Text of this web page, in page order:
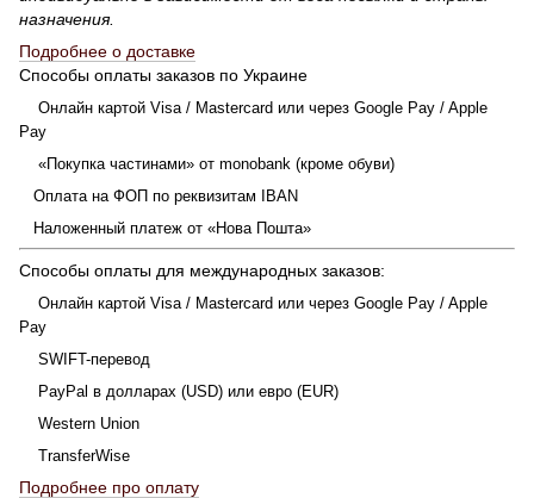
назначения.
Подробнее о доставке
Способы оплаты заказов по Украине
Онлайн картой Visa / Mastercard или через Google Pay / Apple
Pay
«Покупка частинами» от monobank (кроме обуви)
Оплата на ФОП по реквизитам IBAN
Наложенный платеж от «Нова Пошта»
Способы оплаты для международных заказов:
Онлайн картой Visa / Mastercard или через Google Pay / Apple
Pay
SWIFT-перевод
PayPal в долларах (USD) или евро (EUR)
Western Union
TransferWise
Подробнее про оплату